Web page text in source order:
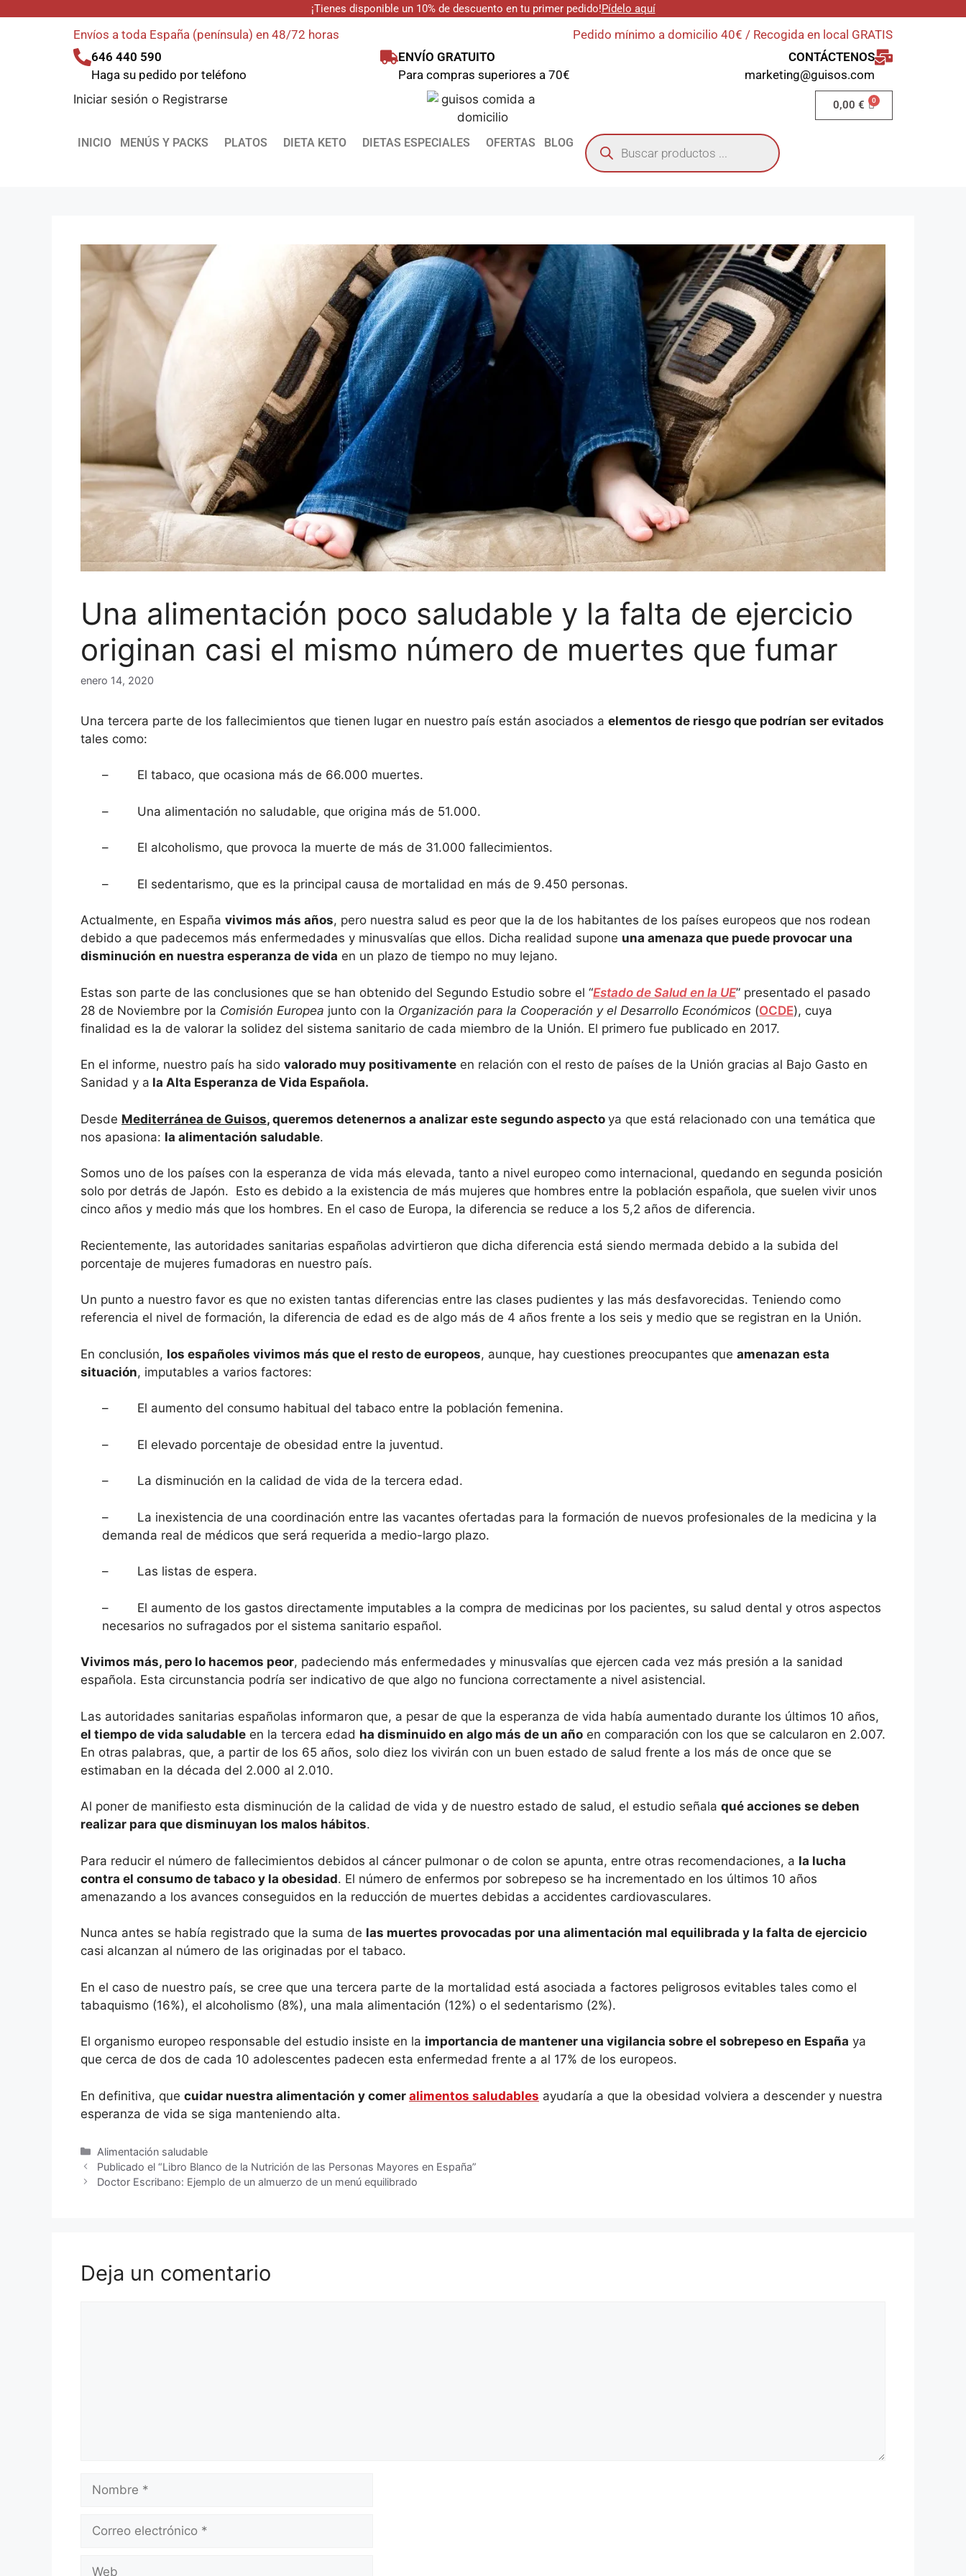
¡Tienes disponible un 10% de descuento en tu primer pedido!Pídelo aquí
Envíos a toda España (península) en 48/72 horas
Pedido mínimo a domicilio 40€ / Recogida en local GRATIS
646 440 590
Haga su pedido por teléfono
ENVÍO GRATUITO
Para compras superiores a 70€
CONTÁCTENOS
marketing@guisos.com
Iniciar sesión o Registrarse 0,00€
INICIO MENÚS Y PACKS PLATOS DIETA KETO DIETAS ESPECIALES OFERTAS BLOG
Una alimentación poco saludable y la falta de ejercicio
originan casi el mismo número de muertes que fumar
enero 14, 2020
Una tercera parte de los fallecimientos que tienen lugar en nuestro país están asociados a elementos de riesgo que podrían ser evitados
tales como:
– El tabaco, que ocasiona más de 66.000 muertes.
– Una alimentación no saludable, que origina más de 51.000.
– El alcoholismo, que provoca la muerte de más de 31.000 fallecimientos.
– El sedentarismo, que es la principal causa de mortalidad en más de 9.450 personas.
Actualmente, en España vivimos más años, pero nuestra salud es peor que la de los habitantes de los países europeos que nos rodean
debido a que padecemos más enfermedades y minusvalías que ellos. Dicha realidad supone una amenaza que puede provocar una
disminución en nuestra esperanza de vida en un plazo de tiempo no muy lejano.
Estas son parte de las conclusiones que se han obtenido del Segundo Estudio sobre el “Estado de Salud en la UE” presentado el pasado
28 de Noviembre por la Comisión Europea junto con la Organización para la Cooperación y el Desarrollo Económicos (OCDE), cuya
finalidad es la de valorar la solidez del sistema sanitario de cada miembro de la Unión. El primero fue publicado en 2017.
En el informe, nuestro país ha sido valorado muy positivamente en relación con el resto de países de la Unión gracias al Bajo Gasto en
Sanidad y a la Alta Esperanza de Vida Española.
Desde Mediterránea de Guisos, queremos detenernos a analizar este segundo aspecto ya que está relacionado con una temática que
nos apasiona: la alimentación saludable.
Somos uno de los países con la esperanza de vida más elevada, tanto a nivel europeo como internacional, quedando en segunda posición
solo por detrás de Japón. Esto es debido a la existencia de más mujeres que hombres entre la población española, que suelen vivir unos
cinco años y medio más que los hombres. En el caso de Europa, la diferencia se reduce a los 5,2 años de diferencia.
Recientemente, las autoridades sanitarias españolas advirtieron que dicha diferencia está siendo mermada debido a la subida del
porcentaje de mujeres fumadoras en nuestro país.
Un punto a nuestro favor es que no existen tantas diferencias entre las clases pudientes y las más desfavorecidas. Teniendo como
referencia el nivel de formación, la diferencia de edad es de algo más de 4 años frente a los seis y medio que se registran en la Unión.
En conclusión, los españoles vivimos más que el resto de europeos, aunque, hay cuestiones preocupantes que amenazan esta
situación, imputables a varios factores:
– El aumento del consumo habitual del tabaco entre la población femenina.
– El elevado porcentaje de obesidad entre la juventud.
– La disminución en la calidad de vida de la tercera edad.
– La inexistencia de una coordinación entre las vacantes ofertadas para la formación de nuevos profesionales de la medicina y la
demanda real de médicos que será requerida a medio-largo plazo.
– Las listas de espera.
– El aumento de los gastos directamente imputables a la compra de medicinas por los pacientes, su salud dental y otros aspectos
necesarios no sufragados por el sistema sanitario español.
Vivimos más, pero lo hacemos peor, padeciendo más enfermedades y minusvalías que ejercen cada vez más presión a la sanidad
española. Esta circunstancia podría ser indicativo de que algo no funciona correctamente a nivel asistencial.
Las autoridades sanitarias españolas informaron que, a pesar de que la esperanza de vida había aumentado durante los últimos 10 años,
el tiempo de vida saludable en la tercera edad ha disminuido en algo más de un año en comparación con los que se calcularon en 2.007.
En otras palabras, que, a partir de los 65 años, solo diez los vivirán con un buen estado de salud frente a los más de once que se
estimaban en la década del 2.000 al 2.010.
Al poner de manifiesto esta disminución de la calidad de vida y de nuestro estado de salud, el estudio señala qué acciones se deben
realizar para que disminuyan los malos hábitos.
Para reducir el número de fallecimientos debidos al cáncer pulmonar o de colon se apunta, entre otras recomendaciones, a la lucha
contra el consumo de tabaco y la obesidad. El número de enfermos por sobrepeso se ha incrementado en los últimos 10 años
amenazando a los avances conseguidos en la reducción de muertes debidas a accidentes cardiovasculares.
Nunca antes se había registrado que la suma de las muertes provocadas por una alimentación mal equilibrada y la falta de ejercicio
casi alcanzan al número de las originadas por el tabaco.
En el caso de nuestro país, se cree que una tercera parte de la mortalidad está asociada a factores peligrosos evitables tales como el
tabaquismo (16%), el alcoholismo (8%), una mala alimentación (12%) o el sedentarismo (2%).
El organismo europeo responsable del estudio insiste en la importancia de mantener una vigilancia sobre el sobrepeso en España ya
que cerca de dos de cada 10 adolescentes padecen esta enfermedad frente a al 17% de los europeos.
En definitiva, que cuidar nuestra alimentación y comer alimentos saludables ayudaría a que la obesidad volviera a descender y nuestra
esperanza de vida se siga manteniendo alta.
Alimentación saludable
Publicado el “Libro Blanco de la Nutrición de las Personas Mayores en España”
Doctor Escribano: Ejemplo de un almuerzo de un menú equilibrado
Deja un comentario